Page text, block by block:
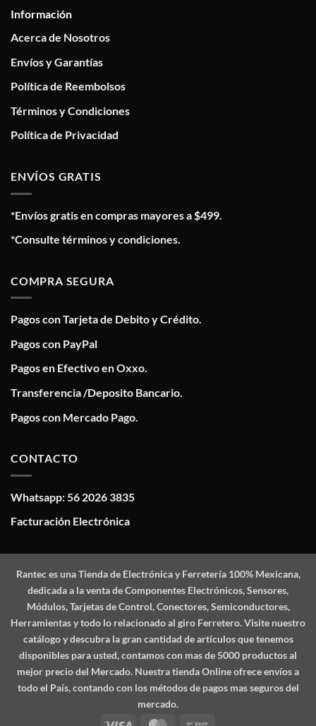
Información
Acerca de Nosotros
Envíos y Garantías
Política de Reembolsos
Términos y Condiciones
Política de Privacidad
ENVÍOS GRATIS
*Envíos gratis en compras mayores a $499.
*Consulte términos y condiciones.
COMPRA SEGURA
Pagos con Tarjeta de Debito y Crédito.
Pagos con PayPal
Pagos en Efectivo en Oxxo.
Transferencia /Deposito Bancario.
Pagos con Mercado Pago.
CONTACTO
Whatsapp: 56 2026 3835
Facturación Electrónica
Ranteces una Tienda de Electrónica y Ferretería 100% Mexicana,
dedicada a la venta de Componentes Electrónicos, Sensores,
Módulos, Tarjetas de Control, Conectores, Semiconductores,
Herramientas y todo lo relacionado al giro Ferretero. Visite nuestro
catálogo y descubra la gran cantidad de artículos que tenemos
disponibles para usted, contamos con mas de 5000 productos al
mejor precio del Mercado. Nuestra tienda Online ofrece envíos a
todo el País, contando con los métodos de pagos mas seguros del
mercado.